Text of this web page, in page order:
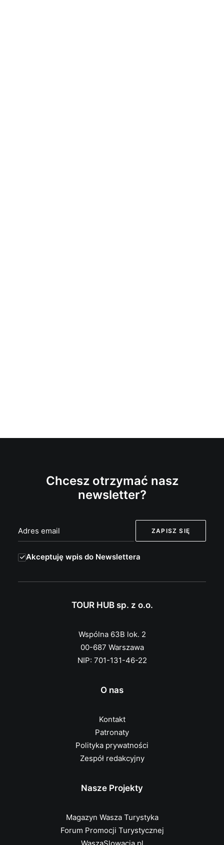
Chcesz otrzymać nasz
newsletter?
Akceptuję wpis do Newslettera
TOUR HUB sp. z o.o.
Wspólna 63B lok. 2
00-687 Warszawa
NIP: 701-131-46-22
O nas
Kontakt
Patronaty
Polityka prywatności
Zespół redakcyjny
Nasze Projekty
Magazyn Wasza Turystyka
Forum Promocji Turystycznej